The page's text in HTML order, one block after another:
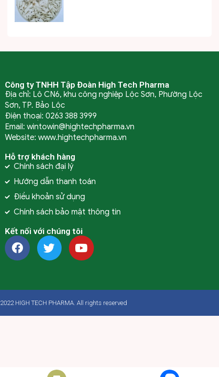
Công ty TNHH Tập Đoàn High Tech Pharma
Địa chỉ: Lô CN6, khu công nghiệp Lộc Sơn, Phường Lộc
Sơn, TP. Bảo Lộc
Điện thoại: 0263 388 3999
Email: wintowin@hightechpharma.vn
Website: www.hightechpharma.vn
Hỗ trợ khách hàng
Chính sách đại lý
Hướng dẫn thanh toán
Điều khoản sử dụng
Chính sách bảo mật thông tin
Kết nối với chúng tôi
2022 HIGH TECH PHARMA. All rights reserved